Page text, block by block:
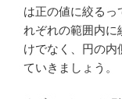
は正の値に絞るっ
れぞれの範囲内
けでなく、円の内
ていきましょう。